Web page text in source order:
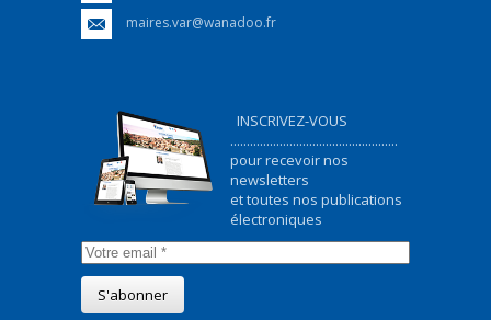
maires.var@wanadoo.fr
INSCRIVEZ-VOUS
...................................................
pour recevoir nos
newsletters
et toutes nos publications
électroniques